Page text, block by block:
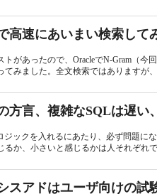
高速にあいまい検索して
トがあったので、OracleでN-Gram（今
てみました。全文検索ではありますが
方言、複雑なSQLは遅い
ジックを入れるにあたり、必ず問題に
るか、小さいと感じるかは人それぞれ
スアドはユーザ向けの試